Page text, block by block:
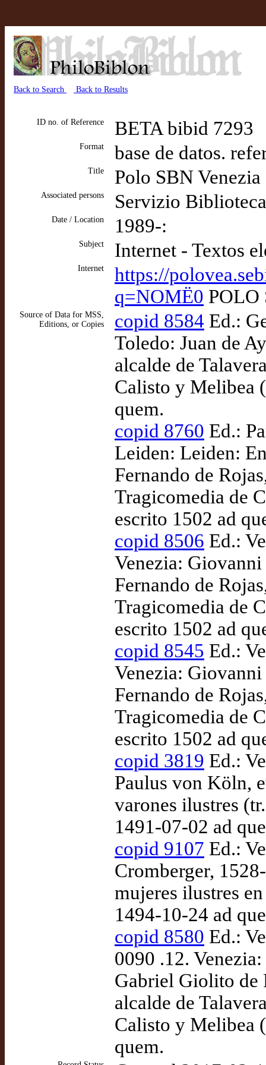
Back to Search Back to Results
ID no. of Reference BETA bibid 7293
Format base de datos.
Title Polo SBN
Associated persons Servizio
Date / Location 1989-:
Subject Internet - Textos
Internet
https://
q=NOMË0 POLO
Source of Data for MSS,
Editions, or Copies
copid 8584 Ed.:
Toledo: Juan de
alcalde de
Calisto y Melibea
quem.
copid 8760 Ed.:
Leiden: Leiden:
Fernando de
Tragicomedia de
escrito 1502 ad
copid 8506 Ed.:
Venezia: Giovanni
Fernando de
Tragicomedia de
escrito 1502 ad
copid 8545 Ed.:
Venezia:
Fernando de
Tragicomedia de
escrito 1502 ad
copid 3819 Ed.:
Paulus von Köln,
varones ilustres
1491-07-02 ad
copid 9107 Ed.:
Cromberger,
mujeres ilustres
1494-10-24 ad
copid 8580 Ed.:
0090 .12.
Gabriel Giolito de
alcalde de
Calisto y Melibea
quem.